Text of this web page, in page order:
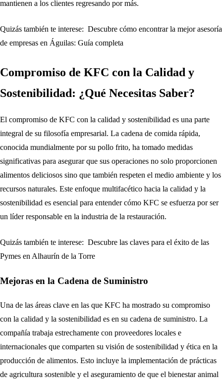
mantienen a los clientes regresando por más.
Quizás también te interese: Descubre cómo encontrar la mejor asesoría
de empresas en Águilas: Guía completa
Compromiso de KFC con la Calidad y
Sostenibilidad: ¿Qué Necesitas Saber?
El compromiso de KFC con la calidad y sostenibilidad es una parte
integral de su filosofía empresarial. La cadena de comida rápida,
conocida mundialmente por su pollo frito, ha tomado medidas
significativas para asegurar que sus operaciones no solo proporcionen
alimentos deliciosos sino que también respeten el medio ambiente y los
recursos naturales. Este enfoque multifacético hacia la calidad y la
sostenibilidad es esencial para entender cómo KFC se esfuerza por ser
un líder responsable en la industria de la restauración.
Quizás también te interese: Descubre las claves para el éxito de las
Pymes en Alhaurín de la Torre
Mejoras en la Cadena de Suministro
Una de las áreas clave en las que KFC ha mostrado su compromiso
con la calidad y la sostenibilidad es en su cadena de suministro. La
compañía trabaja estrechamente con proveedores locales e
internacionales que comparten su visión de sostenibilidad y ética en la
producción de alimentos. Esto incluye la implementación de prácticas
de agricultura sostenible y el aseguramiento de que el bienestar animal